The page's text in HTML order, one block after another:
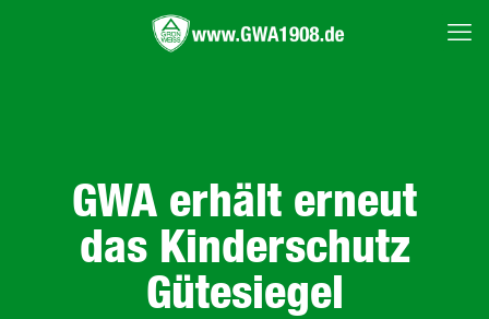
GWA erhält erneut
das Kinderschutz
Gütesiegel